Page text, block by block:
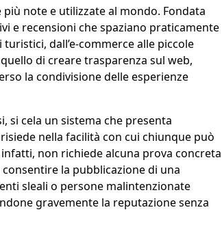
note e utilizzate al mondo. Fondata
e recensioni che spaziano praticamente
dall’e-commerce alle piccole
di creare trasparenza sul web,
la condivisione delle esperienze
cela un sistema che presenta
nella facilità con cui chiunque può
non richiede alcuna prova concreta
la pubblicazione di una
sleali o persone malintenzionate
gravemente la reputazione senza